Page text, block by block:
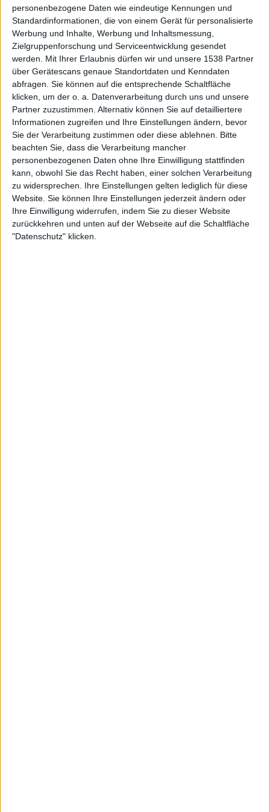
personenbezogene Daten wie eindeutige Kennungen und
Standardinformationen, die von einem Gerät für personalisierte
Werbung und Inhalte, Werbung und Inhaltsmessung,
Zielgruppenforschung und Serviceentwicklung gesendet
werden.
Mit Ihrer Erlaubnis dürfen wir und unsere 1538 Partner
über Gerätescans genaue Standortdaten und Kenndaten
abfragen. Sie können auf die entsprechende Schaltfläche
klicken, um der o. a. Datenverarbeitung durch uns und unsere
Partner zuzustimmen. Alternativ können Sie auf detailliertere
Informationen zugreifen und Ihre Einstellungen ändern, bevor
Sie der Verarbeitung zustimmen oder diese ablehnen.
Bitte
beachten Sie, dass die Verarbeitung mancher
personenbezogenen Daten ohne Ihre Einwilligung stattfinden
kann, obwohl Sie das Recht haben, einer solchen Verarbeitung
zu widersprechen. Ihre Einstellungen gelten lediglich für diese
Website. Sie können Ihre Einstellungen jederzeit ändern oder
Ihre Einwilligung widerrufen, indem Sie zu dieser Website
zurückkehren und unten auf der Webseite auf die Schaltfläche
"Datenschutz" klicken.
entwickeln im Laufe der Show sogar einen kleinen
atmosphärischen Touch. Den körperlich intensivsten
Auftritt des Abends liefert derweil dessen Bruder Mario
am Schlagzeug, der auf die Hohlkörper eindrischt, als
bestünde zwischen den Beiden eine problematische
Beziehung. Dieser entpuppt sich darüber hinaus als der
Showman GOJIRAs, der am Ende die Menge mit Schildern
wie „Macht mal richtig Lärm“ und „Scheisse, ist das geil!“
aus der Reserve lockt. Das geht den ansonsten vielleicht
etwas verhalten agierenden Südfranzosen als Gesamtband
ein wenig ab, doch die mächtigen Riffs und der fette
Groove sitzen, sodass es zum Abschluss fast jeden im
Publikum aus den Sitzen reißt.
Setlist:
01. Born For One Thing